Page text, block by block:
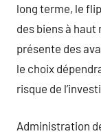
long terme, le
des biens à
présente des
le choix
risque de
Administration